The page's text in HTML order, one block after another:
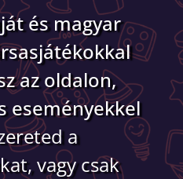
és magyar
az oldalon,
eseményekkel
a
vagy csak